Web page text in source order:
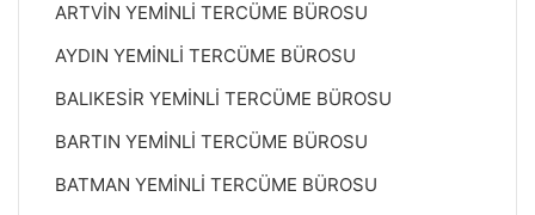
ARTVİN YEMİNLİ TERCÜME BÜROSU
AYDIN YEMİNLİ TERCÜME BÜROSU
BALIKESİR YEMİNLİ TERCÜME BÜROSU
BARTIN YEMİNLİ TERCÜME BÜROSU
BATMAN YEMİNLİ TERCÜME BÜROSU